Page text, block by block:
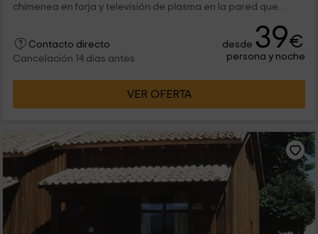
chimenea en forja y televisión de plasma en la pared que
Contacto directo
Cancelación 14 días antes
desde 39€
persona y noche
VER OFERTA